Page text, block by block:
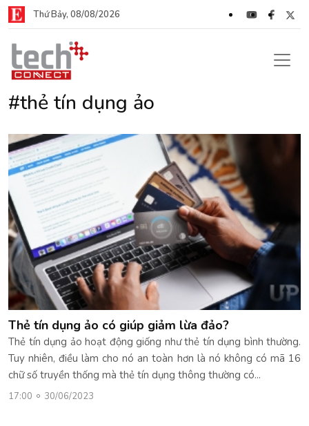
Thứ Bảy, 08/08/2026
#thẻ tín dụng ảo
Thẻ tín dụng ảo có giúp giảm lừa đảo?
Thẻ tín dụng ảo hoạt động giống như thẻ tín dụng bình thường.
Tuy nhiên, điều làm cho nó an toàn hơn là nó không có mã 16
chữ số truyền thống mà thẻ tín dụng thông thường có...
17:00 30/06/2023